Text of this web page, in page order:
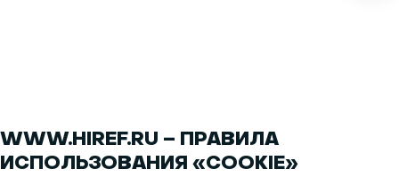
WWW.HIREF.RU – ПРАВИЛА
ИСПОЛЬЗОВАНИЯ «COOKIE»